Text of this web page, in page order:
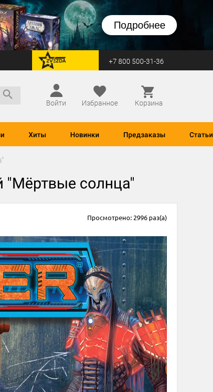
Подробнее
перейти на Zvezda +7 800 500-31-36
Войти
Избранное Корзина
Хиты Новинки Предзаказы Статьи
"Мёртвые солнца"
Просмотрено: 2996 раз(а)